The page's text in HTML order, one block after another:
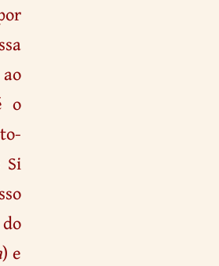
o
Si
) e